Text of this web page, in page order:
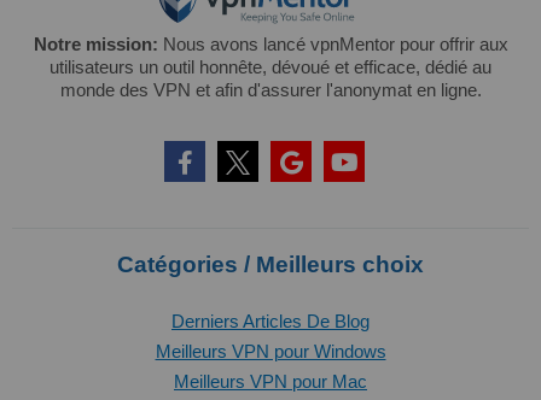
Notre mission: Nous avons lancé vpnMentor pour offrir aux
utilisateurs un outil honnête, dévoué et efficace, dédié au
monde des VPN et afin d'assurer l'anonymat en ligne.
Catégories / Meilleurs choix
Derniers Articles De Blog
Meilleurs VPN pour Windows
Meilleurs VPN pour Mac